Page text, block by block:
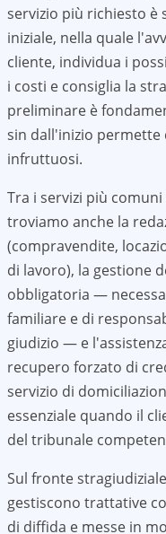
servizio più richiesto è
iniziale, nella quale
cliente, individua i
i costi e consiglia la
preliminare è
sin dall'inizio permette
infruttuosi.
Tra i servizi più
troviamo anche la
(compravendite,
di lavoro), la gestione
obbligatoria —
familiare e di
giudizio — e
recupero forzato di
servizio di
essenziale quando il
del tribunale
Sul fronte
gestiscono trattative
di diffida e messe in